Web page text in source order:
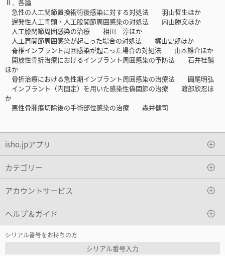
Ⅱ．各論
急性の人工関節置換術術後感染に対する対処法 羽山哲生ほか
遅発性人工骨頭・人工股関節周囲感染の対処法 内山勝文ほか
人工膝関節周囲感染の治療 相川 淳ほか
人工肩関節周囲感染が起こった場合の対処法 梶山史郎ほか
脊椎インプラント周囲感染が起こった場合の対処法 山本雄介ほか
開放性骨折治療におけるインプラント周囲感染の予防法 石井桂輔
ほか
骨折治療における急性期インプラント周囲感染の治療法 圓尾明弘
インプラント（内固定）を用いた感染性偽関節の治療 渡部欣忍ほ
か
悪性骨腫瘍切除後の手術部位感染の治療 森井健司
isho.jpアプリ
カテゴリー
アカウントサービス
ヘルプ＆ガイド
シリアル番号をお持ちの方
シリアル番号入力